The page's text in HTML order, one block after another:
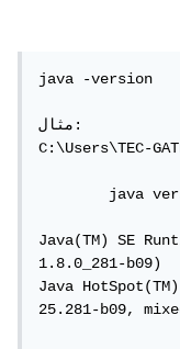
java -version
مثال:
C:\Users\TEC-
	java version "1.8.0_281"
Java(TM) SE
1.8.0_281-b09)
Java
25.281-b09,